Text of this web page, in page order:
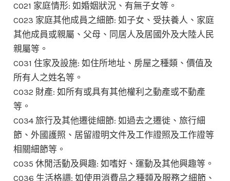
C021 家庭情形: 如婚姻狀況、有無子女等。
C023 家庭其他成員之細節: 如子女、受扶養人、家庭
其他成員或親屬、父母、同居人及居國外及大陸人民
親屬等。
C031 住家及設施: 如住所地址、房屋之種類、價值及
所有人之姓名等。
C032 財產: 如所有或具有其他權利之動產或不動產
等。
C034 旅行及其他遷徙細節: 如過去之遷徙、旅行細
節、外國護照、居留證明文件及工作證照及工作證等
相關細節等。
C035 休閒活動及興趣: 如嗜好、運動及其他興趣等。
C036 生活格調: 如使用消費品之種類及服務之細節、